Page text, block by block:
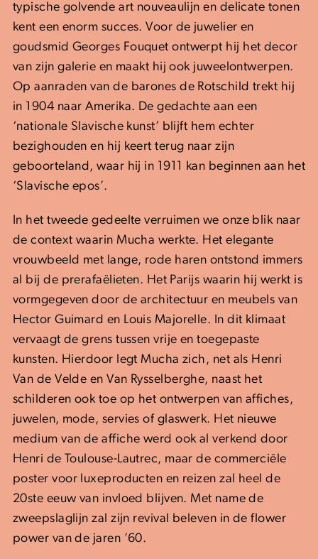
typische golvende art nouveaulijn en delicate tonen
kent een enorm succes. Voor de juwelier en
goudsmid Georges Fouquet ontwerpt hij het decor
van zijn galerie en maakt hij ook juweelontwerpen.
Op aanraden van de barones de Rotschild trekt hij
in 1904 naar Amerika. De gedachte aan een
‘nationale Slavische kunst’ blijft hem echter
bezighouden en hij keert terug naar zijn
geboorteland, waar hij in 1911 kan beginnen aan het
‘Slavische epos’.
In het tweede gedeelte verruimen we onze blik naar
de context waarin Mucha werkte. Het elegante
vrouwbeeld met lange, rode haren ontstond immers
al bij de prerafaëlieten. Het Parijs waarin hij werkt is
vormgegeven door de architectuur en meubels van
Hector Guimard en Louis Majorelle. In dit klimaat
vervaagt de grens tussen vrije en toegepaste
kunsten. Hierdoor legt Mucha zich, net als Henri
Van de Velde en Van Rysselberghe, naast het
schilderen ook toe op het ontwerpen van affiches,
juwelen, mode, servies of glaswerk. Het nieuwe
medium van de affiche werd ook al verkend door
Henri de Toulouse-Lautrec, maar de commerciële
poster voor luxeproducten en reizen zal heel de
20ste eeuw van invloed blijven. Met name de
zweepslaglijn zal zijn revival beleven in de flower
power van de jaren ’60.